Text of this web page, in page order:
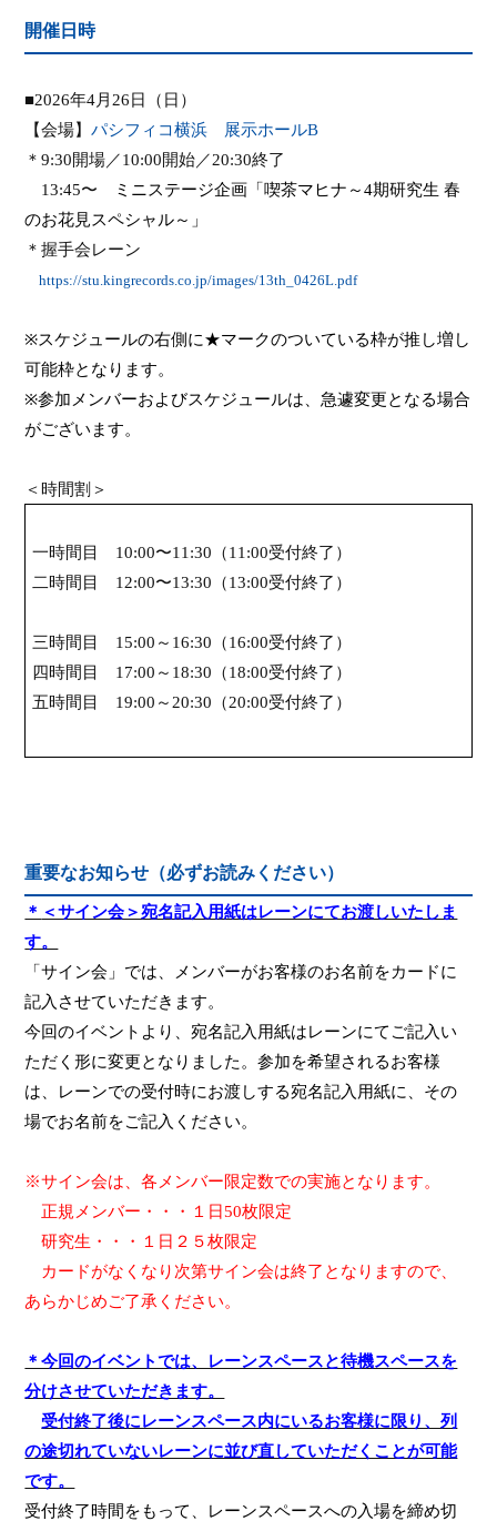
開催日時
■2026年4月 26 日（日）
【会場】パシフィコ横浜 展示ホールB
＊9:30開場／10:00開始／20:30終了
13:45〜 ミニステージ企画「喫茶マヒナ～4期研究生 春
のお花見スペシャル～」
＊握手会レーン
https://stu.kingrecords.co.jp/images/13th_0426L.pdf
※スケジュールの右側に★マークのついている枠が推し増し
可能枠となります。
※参加メンバーおよびスケジュールは、急遽変更となる場合
がございます。
＜ 時間割 ＞
一時間目 10:00〜11:30 （11:00受付終了）
二時間目 12:00〜13:30 （13:00受付終了）
三時間目 15:00 ～ 16:30 （16:00受付終了）
四時間目 17:00 ～ 18:30 （18:00受付終了）
五時間目 19:00 ～ 20:30 （20:00受付終了）
重要なお知らせ（必ずお読みください）
＊ ＜サイン会＞宛名記入用紙はレーンにてお渡しいたしま
す。
「サイン会 」では、 メンバーがお客様のお名前をカードに
記入させていただきます。
今回のイベントより、宛名記入用紙はレーンにてご記入い
ただく形に変更となりました。参加を希望されるお客様
は、
レーンでの受付時にお渡しする宛名記入用紙に、その
場でお名前をご記入 ください。
※サイン会は、各 メンバー限定数での実施となります。
正規メンバー・・・１日50枚限定
研究生・・・１日２５枚限定
カードがなくなり次第サイン会は終了となりますので、
あらかじめご了承ください。
＊今回のイベントでは、レーンスペースと待機スペースを
分けさせていただきます。
受付終了後にレーンスペース内にいるお客様に限り、列
の途切れていないレーンに並び直していただくことが可能
です。
受付終了時間をもって、レーンスペースへの入場を締め切